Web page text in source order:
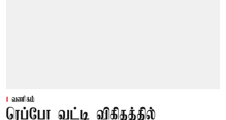
வணிகம்
ரெப்போ வட்டி விகிதத்தில்